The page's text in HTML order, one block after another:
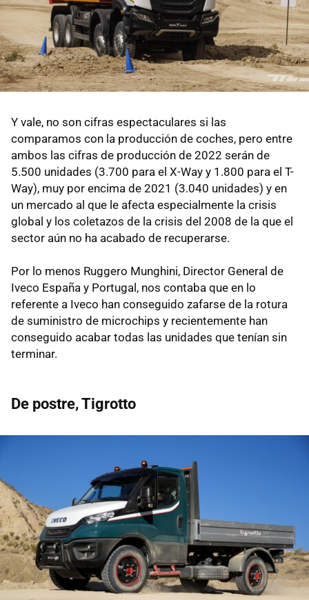
Y vale, no son cifras espectaculares si las
comparamos con la producción de coches, pero entre
ambos las cifras de producción de 2022 serán de
5.500 unidades (3.700 para el X-Way y 1.800 para el T-
Way), muy por encima de 2021 (3.040 unidades) y en
un mercado al que le afecta especialmente la crisis
global y los coletazos de la crisis del 2008 de la que el
sector aún no ha acabado de recuperarse.
Por lo menos Ruggero Munghini, Director General de
Iveco España y Portugal, nos contaba que en lo
referente a Iveco han conseguido zafarse de la rotura
de suministro de microchips y recientemente han
conseguido acabar todas las unidades que tenían sin
terminar.
De postre, Tigrotto